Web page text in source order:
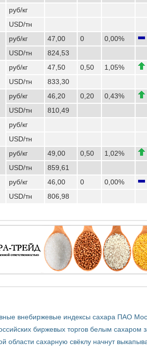
руб/кг
USD/тн
руб/кг 47,00 0
0,00%
USD/тн
824,53
руб/кг 47,50 0,50
1,05%
USD/тн
833,30
руб/кг 46,20 0,20
0,43%
USD/тн
810,49
руб/кг
USD/тн
руб/кг 49,00 0,50
1,02%
USD/тн
859,61
руб/кг 46,00 0
0,00%
USD/тн
806,98
внебиржевые индексы сахара ПАО
биржевых торгов белым сахаром
области сахарную свёклу начнут